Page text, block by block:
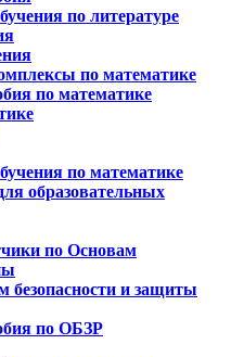
по литературе
по математике
по математике
по математике
образовательных
по Основам
безопасности и защиты
по ОБЗР